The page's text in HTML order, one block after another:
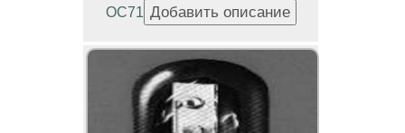
OC71